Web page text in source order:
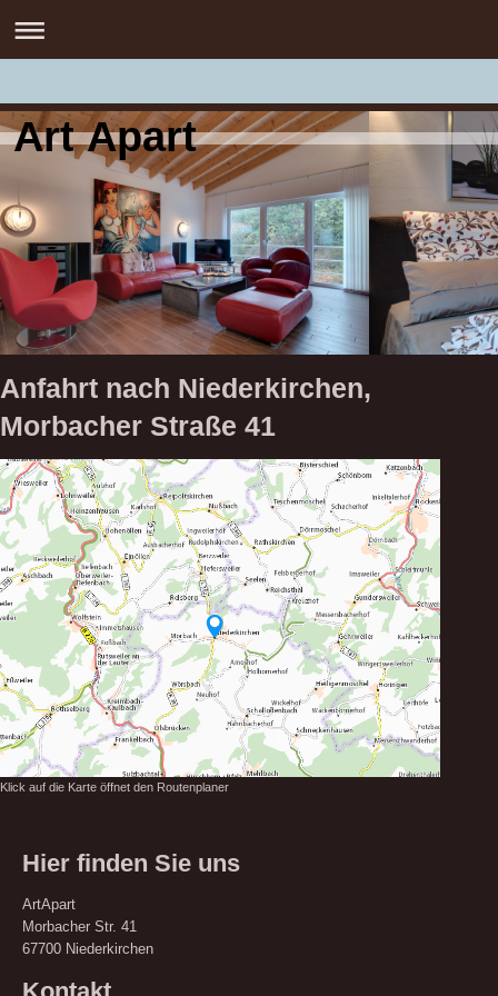
Art Apart
Anfahrt nach Niederkirchen,
Morbacher Straße 41
Klick auf die Karte öffnet den Routenplaner
Hier finden Sie uns
ArtApart
Morbacher Str. 41
67700 Niederkirchen